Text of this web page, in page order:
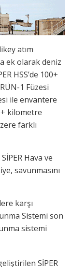
atım
ek olarak deniz
HSS’de 100+
1 Füzesi
ile envantere
kilometre
farklı
Hava ve
savunmasını
karşı
Sistemi son
sistemi
SİPER